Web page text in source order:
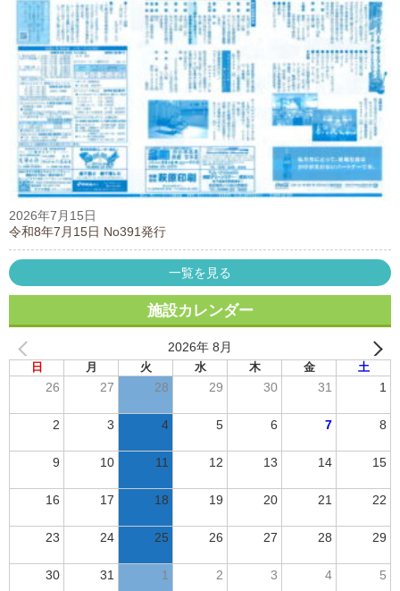
2026年7月15日
令和8年7月15日 No391発行
一覧を見る
施設カレンダー
2026年 8月
日 月 火 水 木 金 土
26 27 28 29 30 31 1
2 3 4 5 6 7 8
9 10 11 12 13 14 15
16 17 18 19 20 21 22
23 24 25 26 27 28 29
30 31 1 2 3 4 5